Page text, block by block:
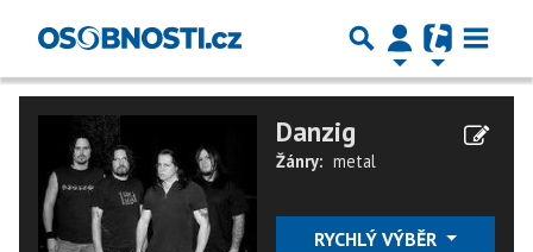
Danzig
Žánry: metal
RYCHLÝ VÝBĚR